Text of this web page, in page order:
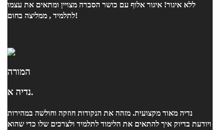
ללא איגור! איגור אלוף עם כושר הסברה מצויין ומתאים את עצמו
לתלמיד , ממליצה בחום!
המורה
נדיה א.
נדיה מאוד מקצועית. מזהה את הנקודות חוזקה וחולשה במהירות
ויודעת בדיוק איך להתאים את הלימוד לתלמיד ולצרכים שלו כדי שהוא